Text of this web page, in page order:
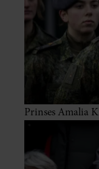
Prinses Amalia